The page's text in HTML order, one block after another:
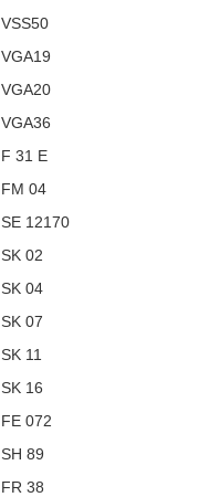
VSS50
VGA19
VGA20
VGA36
F 31 E
FM 04
SE 12170
SK 02
SK 04
SK 07
SK 11
SK 16
FE 072
SH 89
FR 38